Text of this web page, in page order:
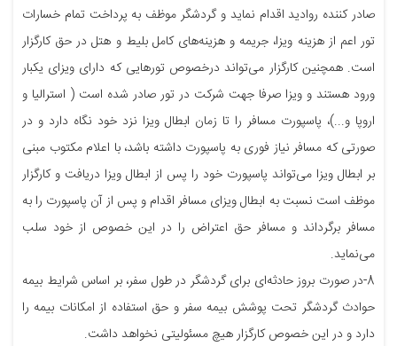
صادر کننده روادید اقدام نماید و گردشگر موظف به پرداخت تمام خسارات
تور اعم از هزینه ویزا، جریمه و هزینه‌های کامل بلیط و هتل در حق کارگزار
است. همچنین کارگزار می‌تواند درخصوص تورهایی که دارای ویزای یکبار
ورود هستند و ویزا صرفا جهت شرکت در تور صادر شده است ( استرالیا و
اروپا و...)، پاسپورت مسافر را تا زمان ابطال ویزا نزد خود نگاه دارد و در
صورتی که مسافر نیاز فوری به پاسپورت داشته باشد، با اعلام مکتوب مبنی
بر ابطال ویزا می‌تواند پاسپورت خود را پس از ابطال ویزا دریافت و کارگزار
موظف است نسبت به ابطال ویزای مسافر اقدام و پس از آن پاسپورت را به
مسافر برگرداند و مسافر حق اعتراض را در این خصوص از خود سلب
می‌نماید.
8-در صورت بروز حادثه‌ای برای گردشگر در طول سفر، بر اساس شرایط بیمه
حوادث گردشگر تحت پوشش بیمه سفر و حق استفاده از امکانات بیمه را
دارد و در این خصوص کارگزار هیچ مسئولیتی نخواهد داشت.